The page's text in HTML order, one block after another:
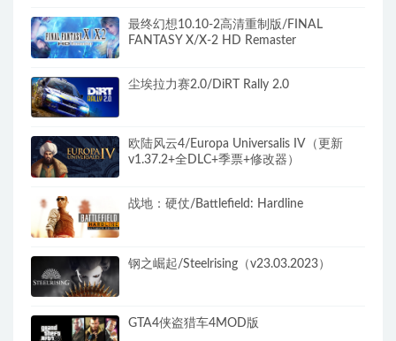
最终幻想10.10-2高清重制版/FINAL
FANTASY X/X-2 HD Remaster
尘埃拉力赛2.0/DiRT Rally 2.0
欧陆风云4/Europa Universalis IV（更新
v1.37.2+全DLC+季票+修改器）
战地：硬仗/Battlefield: Hardline
钢之崛起/Steelrising（v23.03.2023）
GTA4侠盗猎车4MOD版